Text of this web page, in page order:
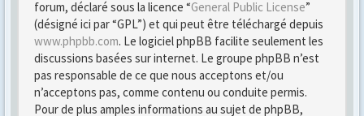
forum, déclaré sous la licence “General Public License”
(désigné ici par “GPL”) et qui peut être téléchargé depuis
www.phpbb.com. Le logiciel phpBB facilite seulement les
discussions basées sur internet. Le groupe phpBB n’est
pas responsable de ce que nous acceptons et/ou
n’acceptons pas, comme contenu ou conduite permis.
Pour de plus amples informations au sujet de phpBB,